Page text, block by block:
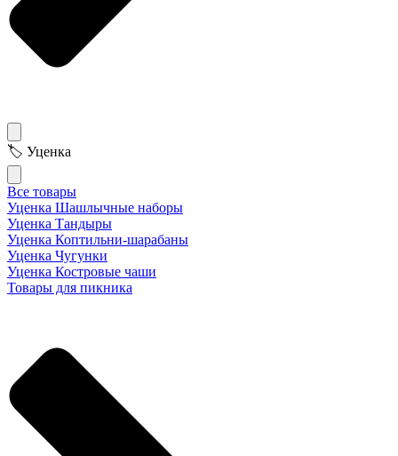
🏷 Уценка
Все товары
Уценка Шашлычные наборы
Уценка Тандыры
Уценка Коптильни-шарабаны
Уценка Чугунки
Уценка Костровые чаши
Товары для пикника